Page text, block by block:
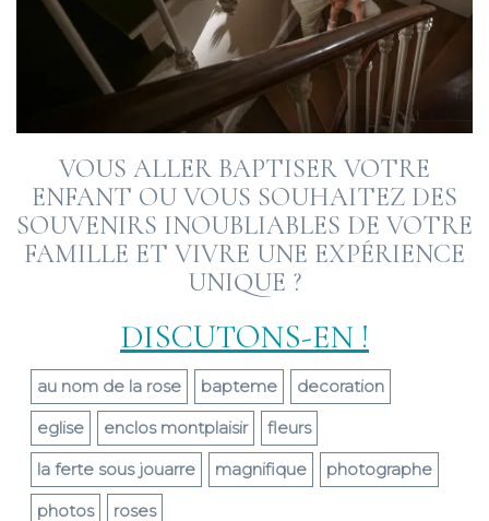
VOUS ALLER BAPTISER VOTRE
ENFANT OU VOUS SOUHAITEZ DES
SOUVENIRS INOUBLIABLES DE VOTRE
FAMILLE ET VIVRE UNE EXPÉRIENCE
UNIQUE ?
DISCUTONS-EN !
au nom de la rose bapteme
decoration
eglise
enclos montplaisir
fleurs
la ferte sous jouarre
magnifique
photographe
photos
roses